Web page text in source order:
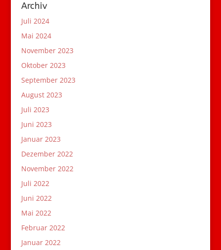
Archiv
Juli 2024
Mai 2024
November 2023
Oktober 2023
September 2023
August 2023
Juli 2023
Juni 2023
Januar 2023
Dezember 2022
November 2022
Juli 2022
Juni 2022
Mai 2022
Februar 2022
Januar 2022